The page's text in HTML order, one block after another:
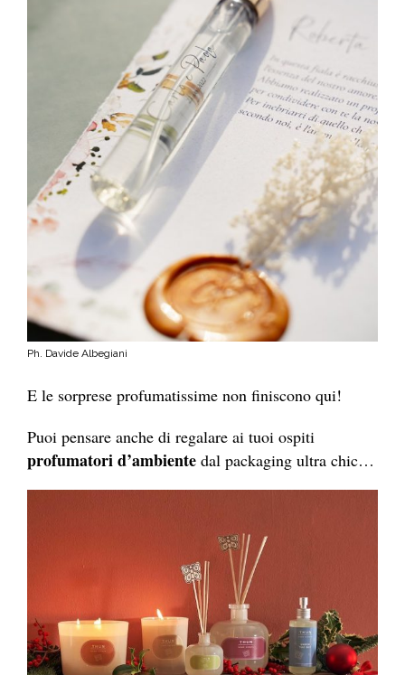
Ph. Davide Albegiani
E le sorprese profumatissime non finiscono qui!
Puoi pensare anche di regalare ai tuoi ospiti
profumatori d’ambiente dal packaging ultra chic…